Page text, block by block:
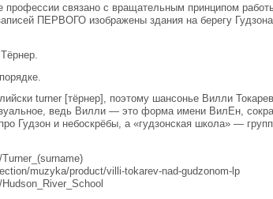
профессии связано с вращательным принципом
ПЕРВОГО изображены здания на берегу
turner [тёрнер], поэтому шансонье Вилли
ведь Вилли — это форма имени ВилЕн,
Гудзон и небоскрёбы, а «гудзонская школа» —
muzyka/product/villi-tokarev-nad-gudzonom-lp